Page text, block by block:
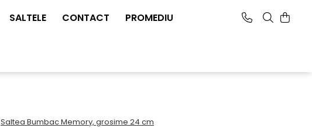
SALTELE CONTACT PROMEDIU
Saltea Bumbac Memory, grosime 24 cm